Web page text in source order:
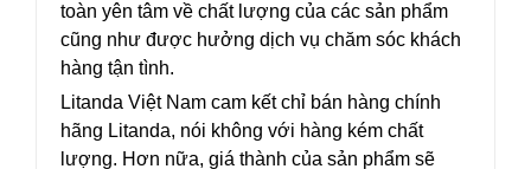
toàn yên tâm về chất lượng của các sản phẩm
cũng như được hưởng dịch vụ chăm sóc khách
hàng tận tình.
Litanda Việt Nam cam kết chỉ bán hàng chính
hãng Litanda, nói không với hàng kém chất
lượng. Hơn nữa, giá thành của sản phẩm sẽ